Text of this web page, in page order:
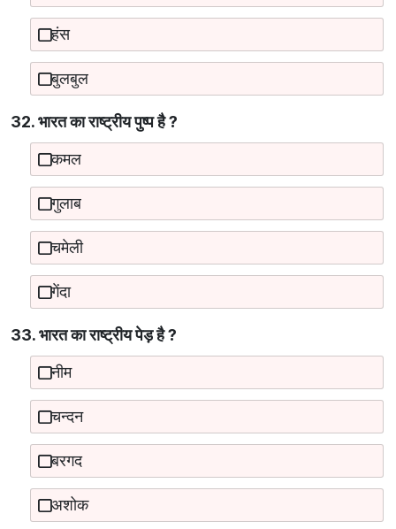
हंस
बुलबुल
32. भारत का राष्‍ट्रीय पुष्‍प है ?
कमल
गुलाब
चमेली
गेंदा
33. भारत का राष्‍ट्रीय पेड़ है ?
नीम
चन्दन
बरगद
अशोक